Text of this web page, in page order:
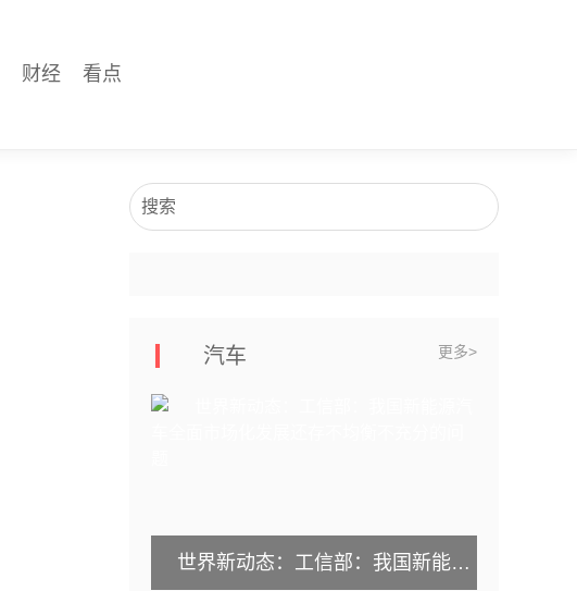
财经 看点
搜索
汽车 更多>
世界新动态：工信部：我国新能源汽车全面市场化发展还存不均衡不充分的问题